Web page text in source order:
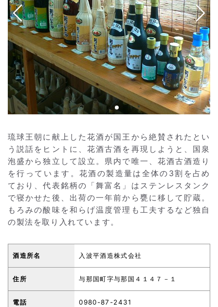
琉球王朝に献上した花酒が国王から絶賛されたとい
う説話をヒントに、花酒古酒を再現しようと、国泉
泡盛から独立して設立。県内で唯一、花酒古酒造り
を行っています。花酒の製造量は全体の3割を占め
ており、代表銘柄の「舞富名」はステンレスタンク
で寝かせた後、出荷の一年前から甕に移して貯蔵。
もろみの酸味を和らげ温度管理も工夫するなど独自
の製法を取り入れています。
酒造所名 入波平酒造株式会社
住所 与那国町字与那国４１４７－１
電話 0980-87-2431